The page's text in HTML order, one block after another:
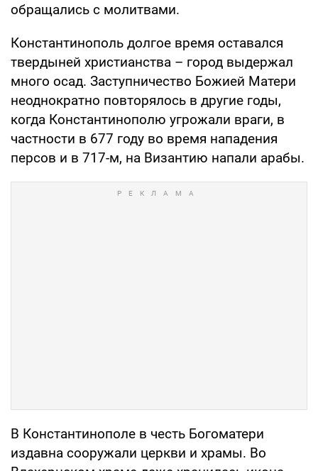
обращались с молитвами.
Константинополь долгое время оставался
твердыней христианства – город выдержал
много осад. Заступничество Божией Матери
неоднократно повторялось в другие годы,
когда Константинополю угрожали враги, в
частности в 677 году во время нападения
персов и в 717-м, на Византию напали арабы.
В Константинополе в честь Богоматери
издавна сооружали церкви и храмы. Во